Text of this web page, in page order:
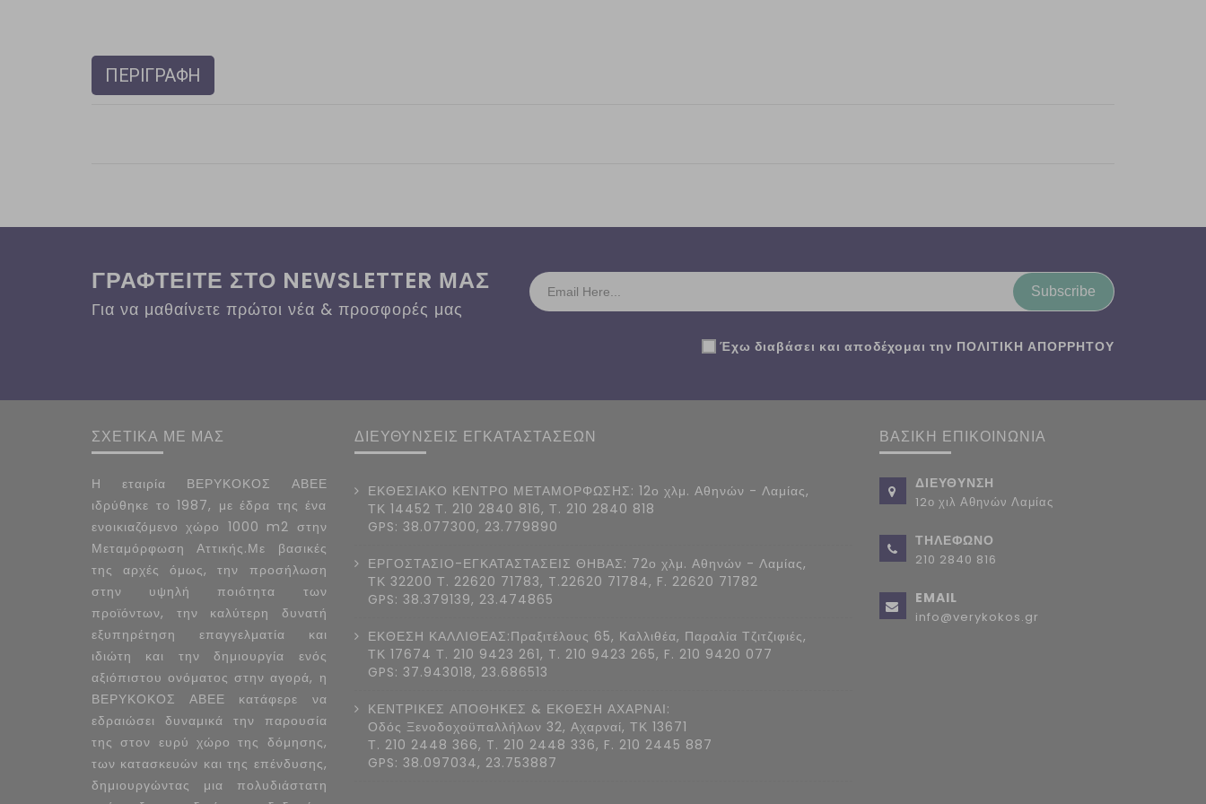
ΠΕΡΙΓΡΑΦΗ
ΓΡΑΦΤΕΙΤΕ ΣΤΟ NEWSLETTER ΜΑΣ
Για να μαθαίνετε πρώτοι νέα & προσφορές μας
Subscribe
Έχω διαβάσει και αποδέχομαι την ΠΟΛΙΤΙΚΗ ΑΠΟΡΡΗΤΟΥ
ΣΧΕΤΙΚΑ ΜΕ ΜΑΣ
Η εταιρία ΒΕΡΥΚΟΚΟΣ ΑΒΕΕ
ιδρύθηκε το 1987, με έδρα της ένα
ενοικιαζόμενο χώρο 1000 m2 στην
Μεταμόρφωση Αττικής.Με βασικές
της αρχές όμως, την προσήλωση
στην υψηλή ποιότητα των
προϊόντων, την καλύτερη δυνατή
εξυπηρέτηση επαγγελματία και
ιδιώτη και την δημιουργία ενός
αξιόπιστου ονόματος στην αγορά, η
ΒΕΡΥΚΟΚΟΣ ΑΒΕΕ κατάφερε να
εδραιώσει δυναμικά την παρουσία
της στον ευρύ χώρο της δόμησης,
των κατασκευών και της επένδυσης,
δημιουργώντας μια πολυδιάστατη
ΔΙΕΥΘΥΝΣΕΙΣ ΕΓΚΑΤΑΣΤΑΣΕΩΝ
ΕΚΘΕΣΙΑΚΟ ΚΕΝΤΡΟ ΜΕΤΑΜΟΡΦΩΣΗΣ: 12ο χλμ. Αθηνών - Λαμίας,
ΤΚ 14452 Τ. 210 2840 816, Τ. 210 2840 818
GPS: 38.077300, 23.779890
ΕΡΓΟΣΤΑΣΙΟ-ΕΓΚΑΤΑΣΤΑΣΕΙΣ ΘΗΒΑΣ: 72ο χλμ. Αθηνών - Λαμίας,
ΤΚ 32200 Τ. 22620 71783, T.22620 71784, F. 22620 71782
GPS: 38.379139, 23.474865
ΕΚΘΕΣΗ ΚΑΛΛΙΘΕΑΣ:Πραξιτέλους 65, Καλλιθέα, Παραλία Τζιτζιφιές,
ΤΚ 17674 Τ. 210 9423 261, T. 210 9423 265, F. 210 9420 077
GPS: 37.943018, 23.686513
ΚΕΝΤΡΙΚΕΣ ΑΠΟΘΗΚΕΣ & ΕΚΘΕΣΗ ΑΧΑΡΝΑΙ:
Οδός Ξενοδοχοϋπαλλήλων 32, Αχαρναί, ΤΚ 13671
Τ. 210 2448 366, T. 210 2448 336, F. 210 2445 887
GPS: 38.097034, 23.753887
ΒΑΣΙΚΗ ΕΠΙΚΟΙΝΩΝΙΑ
ΔΙΕΥΘΥΝΣΗ
12ο χιλ Αθηνών Λαμίας
ΤΗΛΕΦΩΝΟ
210 2840 816
EMAIL
info@verykokos.gr